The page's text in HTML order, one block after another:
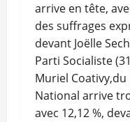
arrive en tête,
des suffrages
devant Joëlle
Parti Socialiste
Muriel
National arrive
avec 12,12 %,